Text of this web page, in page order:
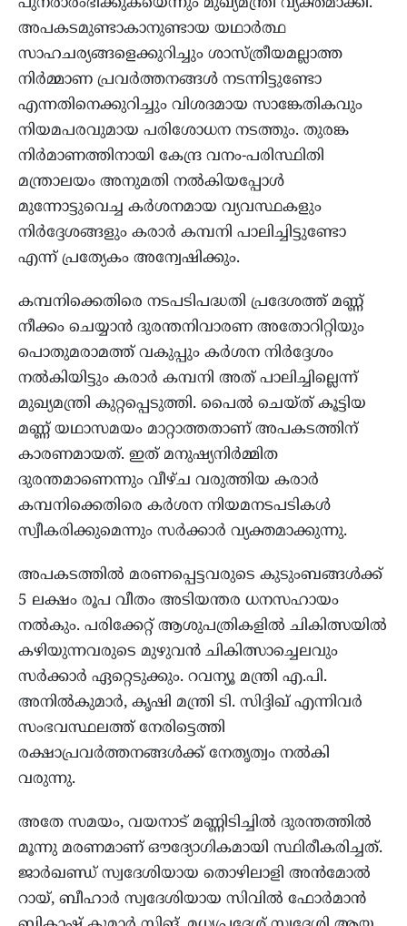
അപകടമുണ്ടാകാനുണ്ടായ യഥാർത്ഥ
സാഹചര്യങ്ങളെക്കുറിച്ചും ശാസ്ത്രീയമല്ലാത്ത
നിർമ്മാണ പ്രവർത്തനങ്ങൾ നടന്നിട്ടുണ്ടോ
എന്നതിനെക്കുറിച്ചും വിശദമായ സാങ്കേതികവും
നിയമപരവുമായ പരിശോധന നടത്തും. തുരങ്ക
നിർമാണത്തിനായി കേന്ദ്ര വനം-പരിസ്ഥിതി
മന്ത്രാലയം അനുമതി നൽകിയപ്പോൾ
മുന്നോട്ടുവെച്ച കർശനമായ വ്യവസ്ഥകളും
നിർദ്ദേശങ്ങളും കരാർ കമ്പനി പാലിച്ചിട്ടുണ്ടോ
എന്ന് പ്രത്യേകം അന്വേഷിക്കും.
കമ്പനിക്കെതിരെ നടപടിപദ്ധതി പ്രദേശത്ത് മണ്ണ്
നീക്കം ചെയ്യാൻ ദുരന്തനിവാരണ അതോറിറ്റിയും
പൊതുമരാമത്ത് വകുപ്പും കർശന നിർദ്ദേശം
നൽകിയിട്ടും കരാർ കമ്പനി അത് പാലിച്ചില്ലെന്ന്
മുഖ്യമന്ത്രി കുറ്റപ്പെടുത്തി. പൈൽ ചെയ്ത് കൂട്ടിയ
മണ്ണ് യഥാസമയം മാറ്റാത്തതാണ് അപകടത്തിന്
കാരണമായത്. ഇത് മനുഷ്യനിർമ്മിത
ദുരന്തമാണെന്നും വീഴ്ച വരുത്തിയ കരാർ
കമ്പനിക്കെതിരെ കർശന നിയമനടപടികൾ
സ്വീകരിക്കുമെന്നും സർക്കാർ വ്യക്തമാക്കുന്നു.
അപകടത്തിൽ മരണപ്പെട്ടവരുടെ കുടുംബങ്ങൾക്ക്
5 ലക്ഷം രൂപ വീതം അടിയന്തര ധനസഹായം
നൽകും. പരിക്കേറ്റ് ആശുപത്രികളിൽ ചികിത്സയിൽ
കഴിയുന്നവരുടെ മുഴുവൻ ചികിത്സാച്ചെലവും
സർക്കാർ ഏറ്റെടുക്കും. റവന്യൂ മന്ത്രി എ.പി.
അനിൽകുമാർ, കൃഷി മന്ത്രി ടി. സിദ്ദിഖ് എന്നിവർ
സംഭവസ്ഥലത്ത് നേരിട്ടെത്തി
രക്ഷാപ്രവർത്തനങ്ങൾക്ക് നേതൃത്വം നൽകി
വരുന്നു.
അതേ സമയം, വയനാട് മണ്ണിടിച്ചിൽ ദുരന്തത്തിൽ
മൂന്നു മരണമാണ് ഔദ്യോഗികമായി സ്ഥിരീകരിച്ചത്.
ജാർഖണ്ഡ് സ്വദേശിയായ തൊഴിലാളി അൻമോൽ
റായ്, ബീഹാർ സ്വദേശിയായ സിവിൽ ഫോർമാൻ